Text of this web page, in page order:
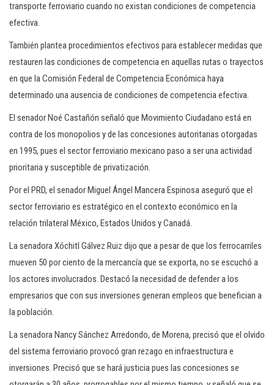
transporte ferroviario cuando no existan condiciones de competencia
efectiva.
También plantea procedimientos efectivos para establecer medidas que
restauren las condiciones de competencia en aquellas rutas o trayectos
en que la Comisión Federal de Competencia Económica haya
determinado una ausencia de condiciones de competencia efectiva.
El senador Noé Castañón señaló que Movimiento Ciudadano está en
contra de los monopolios y de las concesiones autoritarias otorgadas
en 1995, pues el sector ferroviario mexicano paso a ser una actividad
prioritaria y susceptible de privatización.
Por el PRD, el senador Miguel Ángel Mancera Espinosa aseguró que el
sector ferroviario es estratégico en el contexto económico en la
relación trilateral México, Estados Unidos y Canadá.
La senadora Xóchitl Gálvez Ruiz dijo que a pesar de que los ferrocarriles
mueven 50 por ciento de la mercancía que se exporta, no se escuchó a
los actores involucrados. Destacó la necesidad de defender a los
empresarios que con sus inversiones generan empleos que benefician a
la población.
La senadora Nancy Sánchez Arredondo, de Morena, precisó que el olvido
del sistema ferroviario provocó gran rezago en infraestructura e
inversiones. Precisó que se hará justicia pues las concesiones se